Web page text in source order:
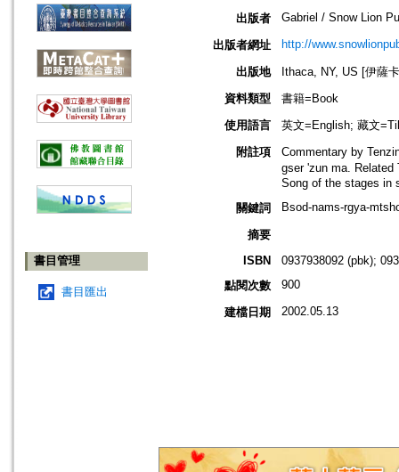
書目管理
書目匯出
出版者 Gabriel / Snow Lion
出版者網址 http://
出版地
Ithaca, NY, US [伊薩
資料類型
書籍=Book
使用語言
英文=English; 藏文
附註項
Commentary by
gser 'zun ma.
Song of the stages in
關鍵詞
Bsod-nams-rgya-
摘要
ISBN
0937938092 (pbk);
點閱次數
900
建檔日期 2002.05.13